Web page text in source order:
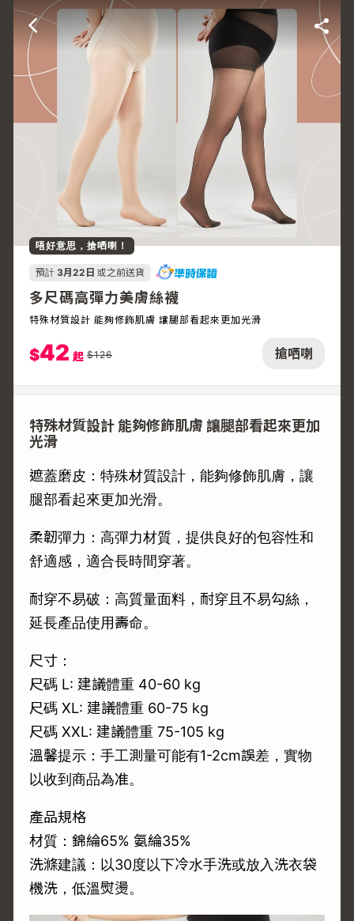
搶哂喇
唔好意思，搶哂喇！
預計 3月22日 或之前送貨
多尺碼高彈力美膚絲襪
特殊材質設計 能夠修飾肌膚 讓腿部看起來更加光滑
$42 起 $126
特殊材質設計 能夠修飾肌膚 讓腿部看起來更加
光滑
遮蓋磨皮：特殊材質設計，能夠修飾肌膚，讓
腿部看起來更加光滑。
柔韌彈力：高彈力材質，提供良好的包容性和
舒適感，適合長時間穿著。
耐穿不易破：高質量面料，耐穿且不易勾絲，
延長產品使用壽命。
尺寸：
尺碼 L: 建議體重 40-60 kg
尺碼 XL: 建議體重 60-75 kg
尺碼 XXL: 建議體重 75-105 kg
溫馨提示：手工測量可能有1-2cm誤差，實物
以收到商品為准。
產品規格
材質：錦綸65% 氨綸35%
洗滌建議：以30度以下冷水手洗或放入洗衣袋
機洗，低溫熨燙。